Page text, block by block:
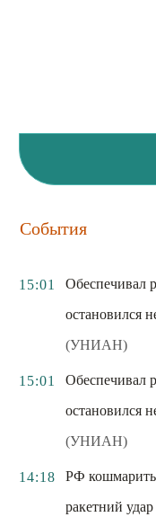
События
15:01
Обеспечивал
остановился
(УНИАН)
15:01
Обеспечивал
остановился
(УНИАН)
14:18
РФ
ракетний удар